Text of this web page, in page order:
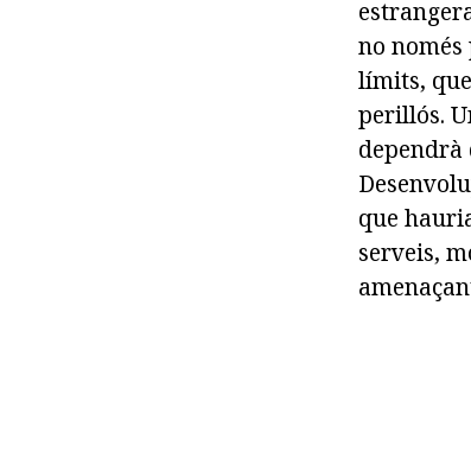
no
límits,
perillós.
dependrà
que
serveis,